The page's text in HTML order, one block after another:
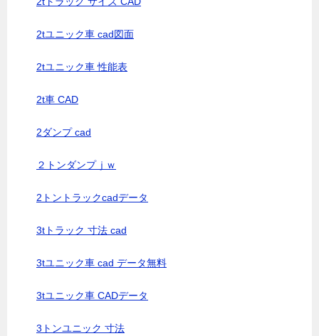
2tユニック車 cad図面
2tユニック車 性能表
2t車 CAD
2ダンプ cad
２トンダンプｊｗ
2トントラックcadデータ
3tトラック 寸法 cad
3tユニック車 cad データ無料
3tユニック車 CADデータ
3トンユニック 寸法